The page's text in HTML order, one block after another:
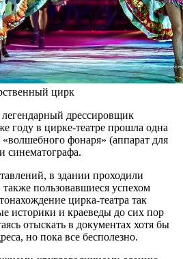
цирк
дрессировщик
году в цирке-театре прошла одна
фонаря» (аппарат для
синематографа.
в здании проходили
пользовавшиеся успехом
цирка-театра так
историки и краеведы до сих пор
отыскать в документах хотя бы
но пока все бесполезно.